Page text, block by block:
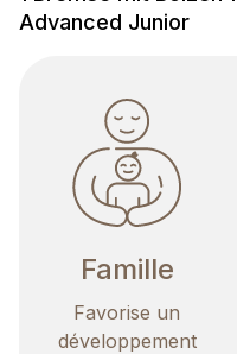
Advanced Junior
Famille
Favorise un
développement